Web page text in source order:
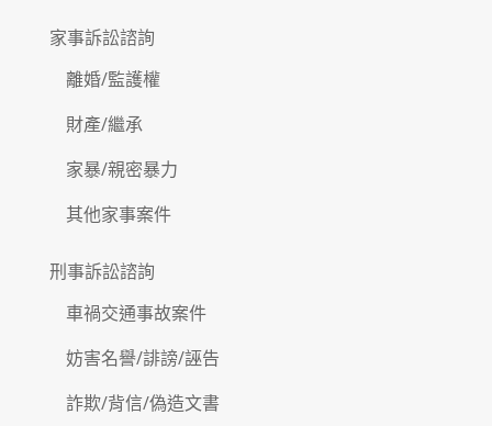
家事訴訟諮詢
離婚/監護權
財產/繼承
家暴/親密暴力
其他家事案件
刑事訴訟諮詢
車禍交通事故案件
妨害名譽/誹謗/誣告
詐欺/背信/偽造文書